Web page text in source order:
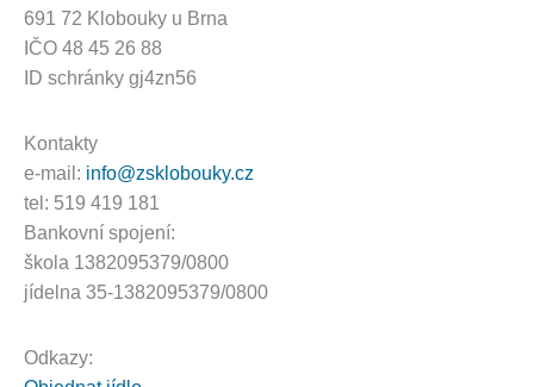
691 72 Klobouky u Brna
IČO 48 45 26 88
ID schránky gj4zn56
Kontakty
e-mail: info@zsklobouky.cz
tel: 519 419 181
Bankovní spojení:
škola 1382095379/0800
jídelna 35-1382095379/0800
Odkazy: